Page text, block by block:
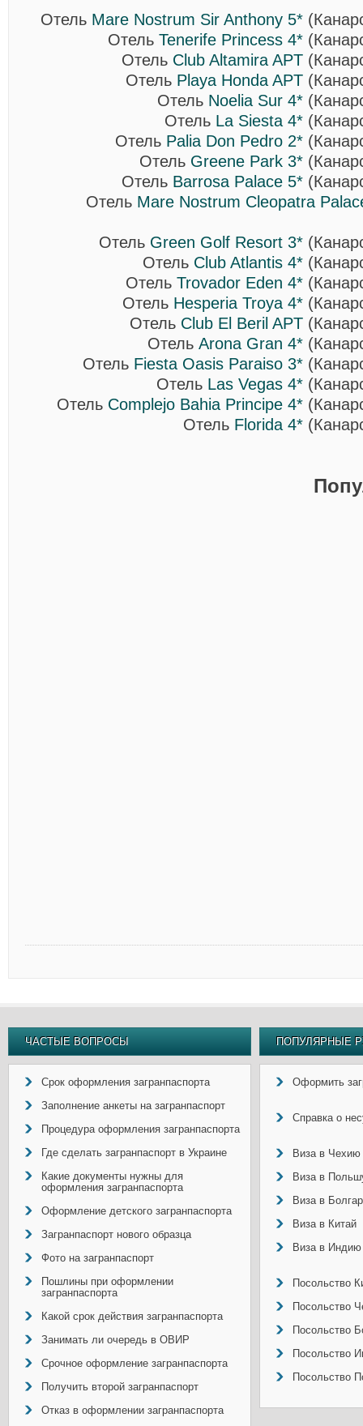
Отель Mare Nostrum Sir Anthony 5*
Отель Tenerife Princess 4*
Отель Club Altamira APT
Отель Playa Honda APT
Отель Noelia Sur 4*
Отель La Siesta 4*
Отель Palia Don Pedro 2*
Отель Greene Park 3*
Отель Barrosa Palace 5*
Отель Mare Nostrum Cleopatra
Отель Green Golf Resort 3*
Отель Club Atlantis 4*
Отель Trovador Eden 4*
Отель Hesperia Troya 4*
Отель Club El Beril APT
Отель Arona Gran 4*
Отель Fiesta Oasis Paraiso 3*
Отель Las Vegas 4*
Отель Complejo Bahia Principe 4*
Отель Florida 4*
ЧАСТЫЕ ВОПРОСЫ
Срок оформления загранпаспорта
Заполнение анкеты на загранпаспорт
Процедура оформления загранпаспорта
Где сделать загранпаспорт в Украине
Какие документы нужны для
оформления загранпаспорта
Оформление детского загранпаспорта
Загранпаспорт нового образца
Фото на загранпаспорт
Пошлины при оформлении
загранпаспорта
Какой срок действия загранпаспорта
Занимать ли очередь в ОВИР
Срочное оформление загранпаспорта
Получить второй загранпаспорт
Отказ в оформлении загранпаспорта
ПОПУЛЯРНЫЕ
Оформить
Справка о
Виза в Чехию
Виза в
Виза в
Виза в Китай
Виза в Индию
Посольство
Посольство
Посольство
Посольство
Посольство